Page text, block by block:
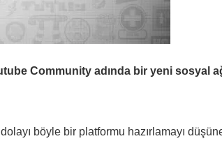
Community adında bir yeni sosyal
böyle bir platformu hazırlamayı